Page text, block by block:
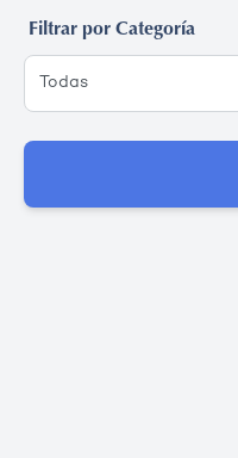
Filtrar por Categoría